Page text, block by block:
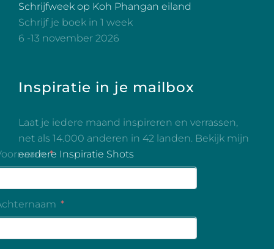
Schrijfweek op Koh Phangan eiland
Schrijf je boek in 1 week
6 -13 november 2026
Inspiratie in je mailbox
Laat je iedere maand inspireren en verrassen,
net als 14.000 anderen in 42 landen. Bekijk mijn
eerdere Inspiratie Shots